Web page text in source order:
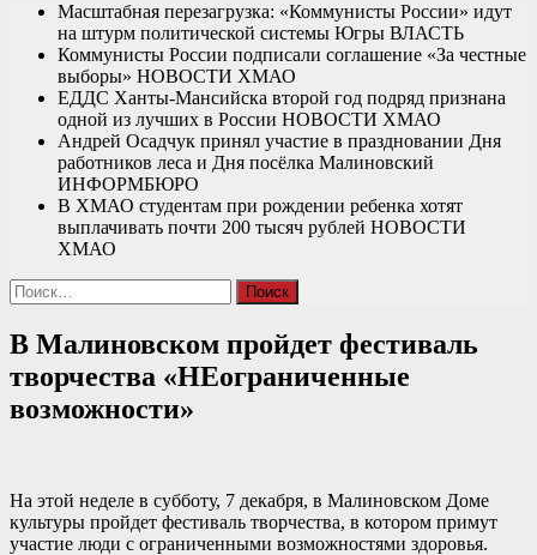
Масштабная перезагрузка: «Коммунисты России» идут
на штурм политической системы Югры ВЛАСТЬ
Коммунисты России подписали соглашение «За честные
выборы» НОВОСТИ ХМАО
ЕДДС Ханты-Мансийска второй год подряд признана
одной из лучших в России НОВОСТИ ХМАО
Андрей Осадчук принял участие в праздновании Дня
работников леса и Дня посёлка Малиновский
ИНФОРМБЮРО
В ХМАО студентам при рождении ребенка хотят
выплачивать почти 200 тысяч рублей НОВОСТИ
ХМАО
Найти:
В Малиновском пройдет фестиваль
творчества «НЕограниченные
возможности»
На этой неделе в субботу, 7 декабря, в Малиновском Доме
культуры пройдет фестиваль творчества, в котором примут
участие люди с ограниченными возможностями здоровья.